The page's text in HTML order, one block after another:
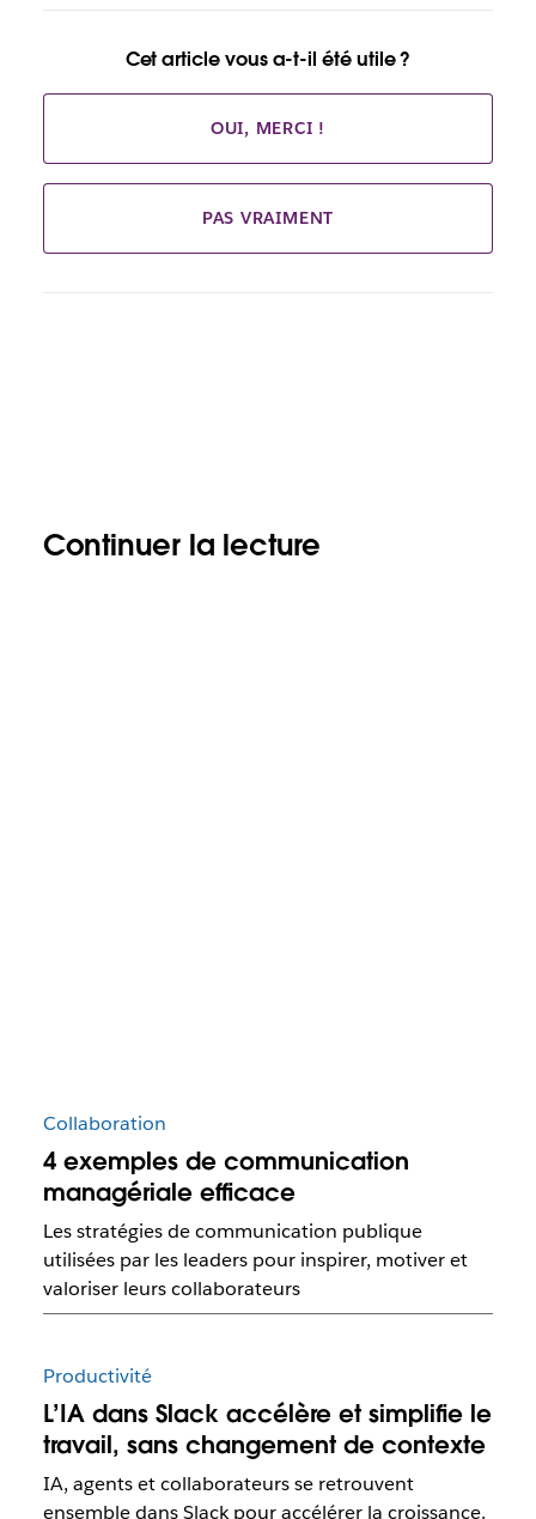
Cet article vous a-t-il été utile ?
OUI, MERCI !
PAS VRAIMENT
Continuer la lecture
Collaboration
4 exemples de communication
managériale efficace
Les stratégies de communication publique
utilisées par les leaders pour inspirer, motiver et
valoriser leurs collaborateurs
Productivité
L’IA dans Slack accélère et simplifie le
travail, sans changement de contexte
IA, agents et collaborateurs se retrouvent
ensemble dans Slack pour accélérer la croissance.